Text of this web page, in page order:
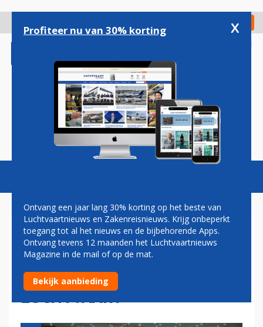
gaan
Check in
Magazine Podcasts Vacatures
'NEDERLANDSE REGERING
MOET KNOPEN
DOORHAKKEN OVER
LUCHTVAART'
Profiteer nu van 30% korting x
Ontvang een jaar lang 30% korting op het beste van
Luchtvaartnieuws en Zakenreisnieuws. Krijg onbeperkt
toegang tot al het nieuws en de bijbehorende Apps.
Ontvang tevens 12 maanden het Luchtvaartnieuws
Magazine in de mail of op de mat.
Bekijk aanbieding